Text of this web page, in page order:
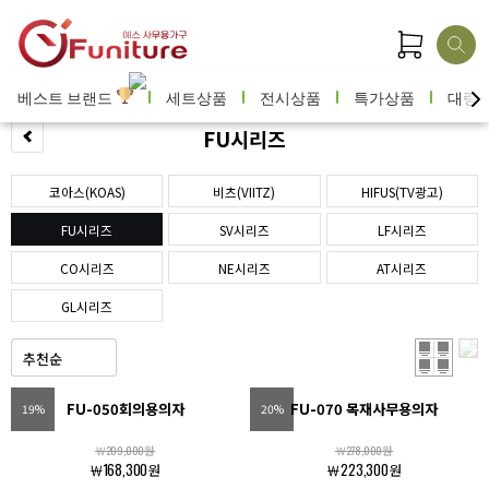
베스트 브랜드 세트상품 전시상품 특가상품 대량
FU시리즈
코아스(KOAS) 비츠(VIITZ) HIFUS(TV광고)
FU시리즈 SV시리즈 LF시리즈
CO시리즈 NE시리즈 AT시리즈
GL시리즈
19% FU-050회의용의자
￦209,000원
￦168,300원
20% FU-070 목재사무용의자
￦278,000원
￦223,300원